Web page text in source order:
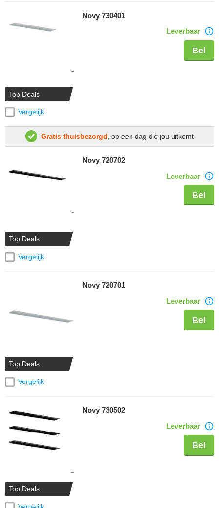
Top Deals
Vergelijk
Novy 730401
Leverbaar
Bel
Gratis thuisbezorgd, op een dag die jou uitkomt
Top Deals
Vergelijk
Novy 720702
Leverbaar
Bel
Top Deals
Vergelijk
Novy 720701
Leverbaar
Bel
Top Deals
Novy 730502
Leverbaar
Bel